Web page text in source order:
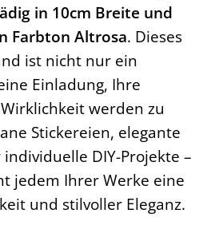
in 10cm Breite und
Farbton Altrosa. Dieses
ist nicht nur ein
Einladung, Ihre
werden zu
Stickereien, elegante
DIY-Projekte –
jedem Ihrer Werke eine
und stilvoller Eleganz.